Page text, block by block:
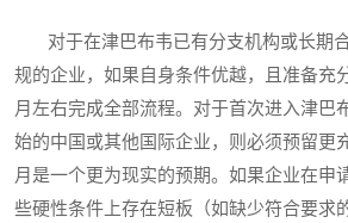
对于在津巴布韦已有分支机构或长期
规的企业，如果自身条件优越，且准备充
月左右完成全部流程。对于首次进入津巴
始的中国或其他国际企业，则必须预留更
月是一个更为现实的预期。如果企业在申
些硬性条件上存在短板（如缺少符合要求